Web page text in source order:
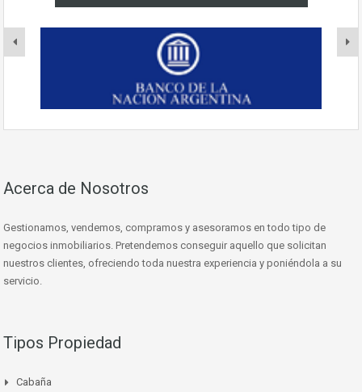
Acerca de Nosotros
Gestionamos, vendemos, compramos y asesoramos en todo tipo de
negocios inmobiliarios. Pretendemos conseguir aquello que solicitan
nuestros clientes, ofreciendo toda nuestra experiencia y poniéndola a su
servicio.
Tipos Propiedad
Cabaña